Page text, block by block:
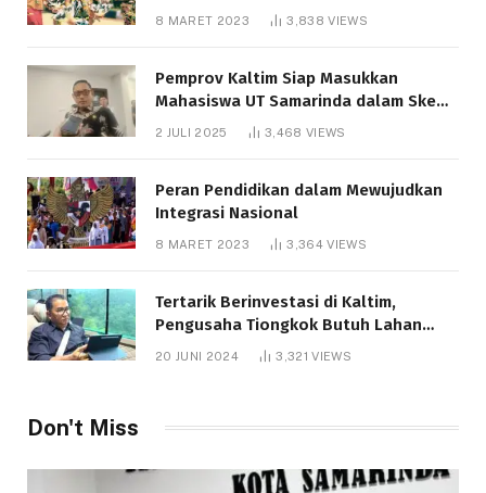
8 MARET 2023 3,838VIEWS
Pemprov Kaltim Siap Masukkan
Mahasiswa UT Samarinda dalam Skema
Bantuan Pendidikan Gratispol
2 JULI 2025 3,468 VIEWS
Peran Pendidikan dalam Mewujudkan
Integrasi Nasional
8 MARET 2023 3,364VIEWS
Tertarik Berinvestasi di Kaltim,
Pengusaha Tiongkok Butuh Lahan
1.000 Hektare
20 JUNI 2024 3,321VIEWS
Don't Miss